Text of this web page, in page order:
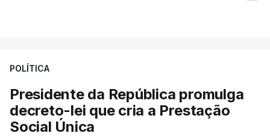
POLÍTICA
Presidente da República promulga
decreto-lei que cria a Prestação
Social Única